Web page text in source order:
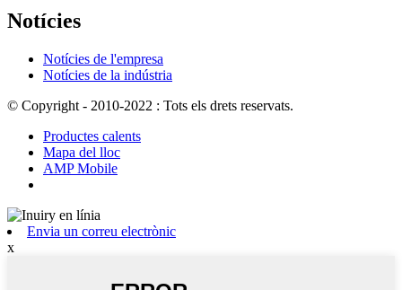
Notícies
Notícies de l'empresa
Notícies de la indústria
© Copyright - 2010-2022 : Tots els drets reservats.
Productes calents
Mapa del lloc
AMP Mobile
Envia un correu electrònic
x